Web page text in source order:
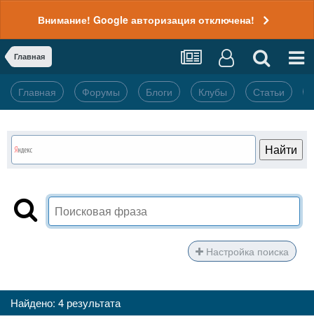
Внимание! Google авторизация отключена!
Главная
Главная Форумы Блоги Клубы Статьи
Настройка поиска
Найдено: 4 результата